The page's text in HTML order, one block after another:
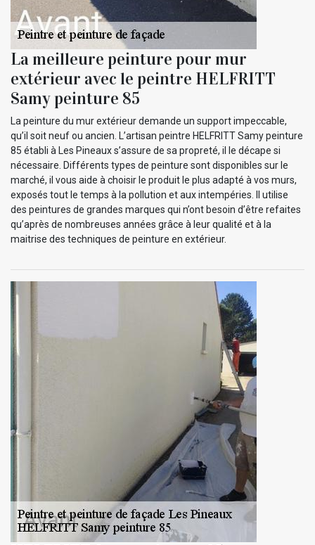
La meilleure peinture pour mur
extérieur avec le peintre HELFRITT
Samy peinture 85
La peinture du mur extérieur demande un support impeccable,
qu’il soit neuf ou ancien. L’artisan peintre HELFRITT Samy peinture
85 établi à Les Pineaux s’assure de sa propreté, il le décape si
nécessaire. Différents types de peinture sont disponibles sur le
marché, il vous aide à choisir le produit le plus adapté à vos murs,
exposés tout le temps à la pollution et aux intempéries. Il utilise
des peintures de grandes marques qui n’ont besoin d’être refaites
qu’après de nombreuses années grâce à leur qualité et à la
maitrise des techniques de peinture en extérieur.